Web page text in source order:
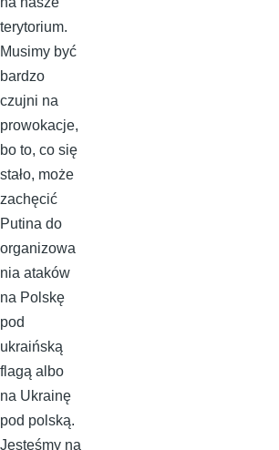
terytorium.
Musimy być
bardzo
czujni na
prowokacje,
bo to, co się
stało, może
zachęcić
Putina do
organizowa
nia ataków
na Polskę
pod
ukraińską
flagą albo
na Ukrainę
pod polską.
Jesteśmy na